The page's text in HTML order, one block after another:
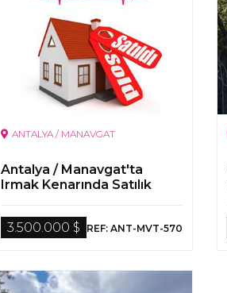
ANTALYA / MANAVGAT
Antalya / Manavgat'ta
Irmak Kenarında Satılık
3.500.000 $
REF: ANT-MVT-570